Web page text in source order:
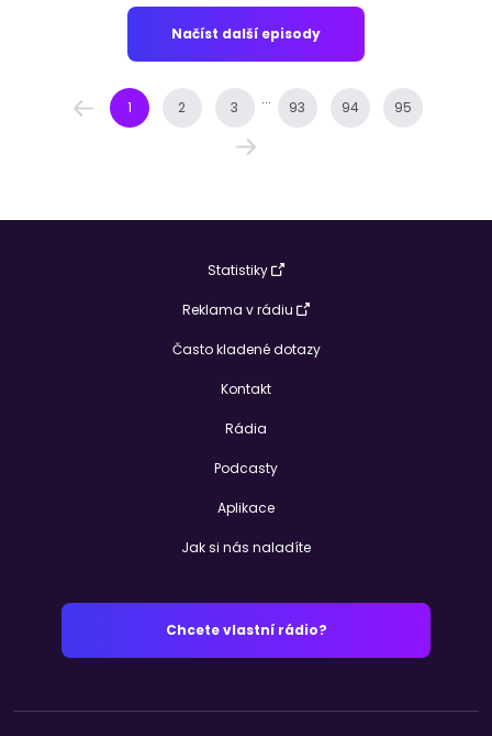
Načíst další episody
1 2 3 ... 93 94 95
Statistiky
Reklama v rádiu
Často kladené dotazy
Kontakt
Rádia
Podcasty
Aplikace
Jak si nás naladíte
Chcete vlastní rádio?